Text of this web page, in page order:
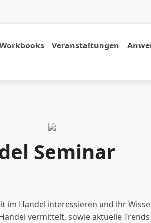
Workbooks Veranstaltungen
Seminar
im Handel interessieren und ihr
vermittelt, sowie aktuelle